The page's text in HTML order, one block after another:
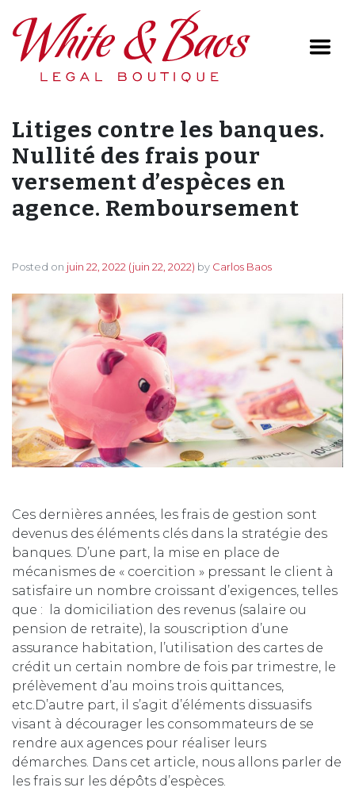
Main Navigation
Litiges contre les banques.
Nullité des frais pour
versement d’espèces en
agence. Remboursement
Posted on juin 22, 2022 (juin 22, 2022) by Carlos Baos
Ces dernières années, les frais de gestion sont
devenus des éléments clés dans la stratégie des
banques. D’une part, la mise en place de
mécanismes de « coercition » pressant le client à
satisfaire un nombre croissant d’exigences, telles
que : la domiciliation des revenus (salaire ou
pension de retraite), la souscription d’une
assurance habitation, l’utilisation des cartes de
crédit un certain nombre de fois par trimestre, le
prélèvement d’au moins trois quittances,
etc.D’autre part, il s’agit d’éléments dissuasifs
visant à décourager les consommateurs de se
rendre aux agences pour réaliser leurs
démarches. Dans cet article, nous allons parler de
les frais sur les dépôts d’espèces.